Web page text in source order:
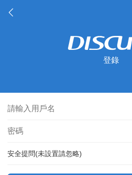
登錄
安全提問(未設置請忽略)